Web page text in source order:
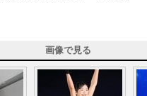
画像で見る